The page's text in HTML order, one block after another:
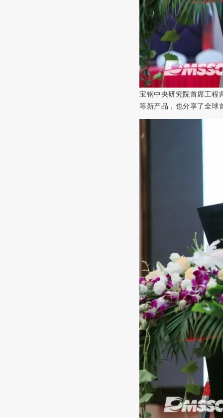
宝钢中央研究院首席工程
等新产品，也分享了全球